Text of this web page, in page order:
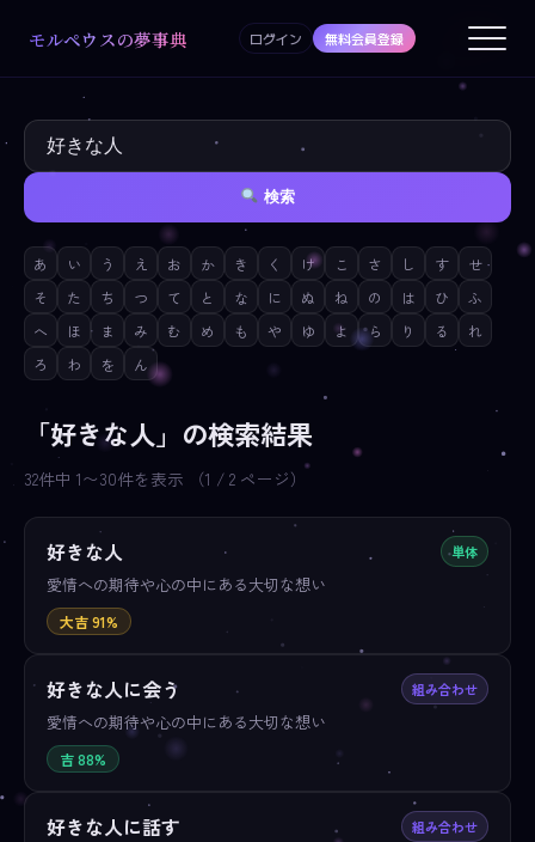
モルペウスの夢事典 ログイン 無料会員登録
検索
あ い う え お か き く け こ さ し す
せ
そ
た ち つ て と な に ぬ ね の は ひ
ふ
へ
ほ ま み む め も や ゆ よ ら り る
れ
ろ
わ を ん
「好きな人」の検索結果
32件中 1〜30件を表示 （1 / 2 ページ）
好きな人 単体
愛情への期待や心の中にある大切な想い
大吉 91%
好きな人に会う 組み合わせ
愛情への期待や心の中にある大切な想い
吉 88%
好きな人に話す 組み合わせ